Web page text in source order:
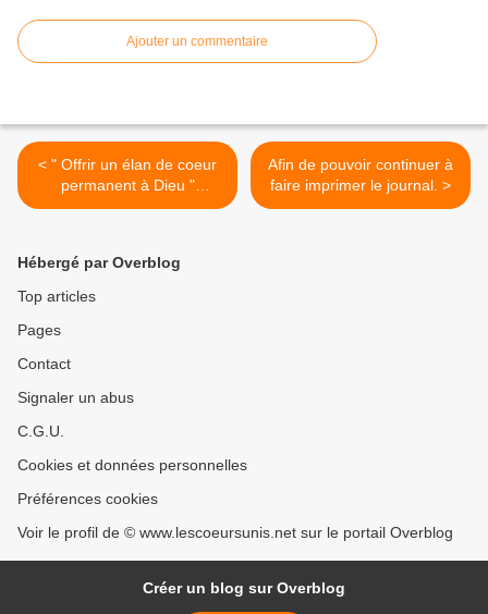
Ajouter un commentaire
< " Offrir un élan de coeur
permanent à Dieu "
(28/09/2012) La Vierge
Afin de pouvoir continuer à
faire imprimer le journal. >
Hébergé par Overblog
Top articles
Pages
Contact
Signaler un abus
C.G.U.
Cookies et données personnelles
Préférences cookies
Voir le profil de © www.lescoeursunis.net sur le portail Overblog
Créer un blog sur Overblog